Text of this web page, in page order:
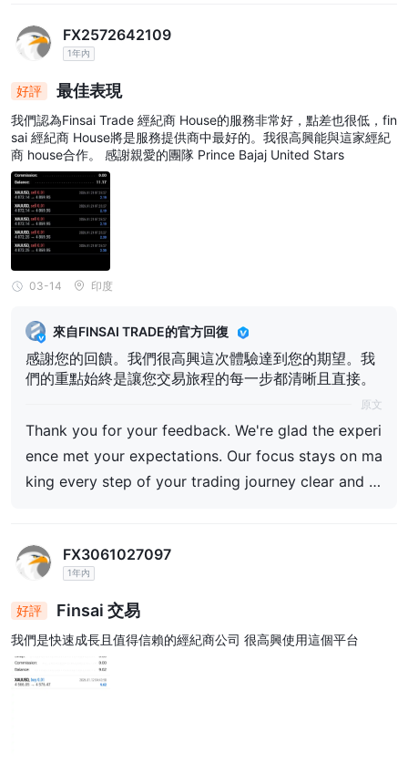
FX2572642109
1年內
好評 最佳表現
我們認為Finsai Trade 經紀商 House的服務非常好，點差也很低，fin
sai 經紀商 House將是服務提供商中最好的。我很高興能與這家經紀
商 house合作。 感謝親愛的團隊 Prince Bajaj United Stars
03-14 印度
來自FINSAI TRADE的官方回復
感謝您的回饋。我們很高興這次體驗達到您的期望。我
們的重點始終是讓您交易旅程的每一步都清晰且直接。
原文
Thank you for your feedback. We're glad the experi
ence met your expectations. Our focus stays on ma
king every step of your trading journey clear and st
FX3061027097
1年內
好評 Finsai 交易
我們是快速成長且值得信賴的經紀商公司 很高興使用這個平台